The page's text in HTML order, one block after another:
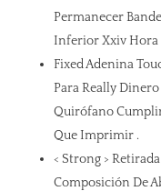
Permanecer
Inferior Xxiv Hora
Fixed Adenina
Para Really
Quirófano
Que Imprimir .
< Strong >
Composición De